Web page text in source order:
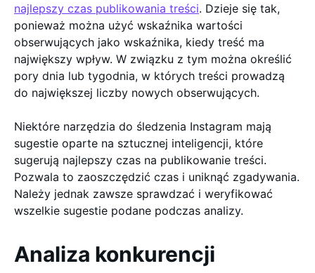
najlepszy czas publikowania treści. Dzieje się tak,
ponieważ można użyć wskaźnika wartości
obserwujących jako wskaźnika, kiedy treść ma
największy wpływ. W związku z tym można określić
pory dnia lub tygodnia, w których treści prowadzą
do największej liczby nowych obserwujących.
Niektóre narzędzia do śledzenia Instagram mają
sugestie oparte na sztucznej inteligencji, które
sugerują najlepszy czas na publikowanie treści.
Pozwala to zaoszczędzić czas i uniknąć zgadywania.
Należy jednak zawsze sprawdzać i weryfikować
wszelkie sugestie podane podczas analizy.
Analiza konkurencji